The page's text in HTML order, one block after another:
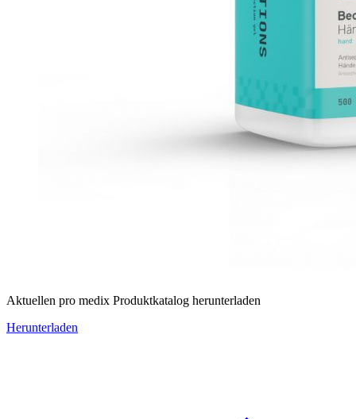
Aktuellen pro medix Produktkatalog herunterladen
Herunterladen